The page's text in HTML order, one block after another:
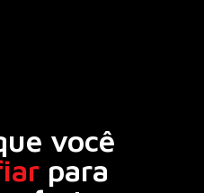
você
para